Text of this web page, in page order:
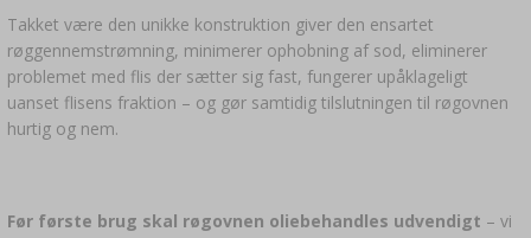
Takket være den unikke konstruktion giver den ensartet
røggennemstrømning, minimerer ophobning af sod, eliminerer
problemet med flis der sætter sig fast, fungerer upåklageligt
uanset flisens fraktion – og gør samtidig tilslutningen til røgovnen
hurtig og nem.
Før første brug skal røgovnen oliebehandles udvendigt – vi